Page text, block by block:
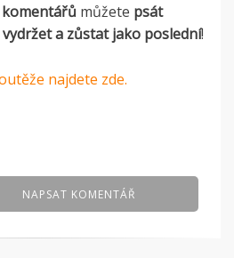
můžete psát
vydržet a zůstat jako poslední!
najdete zde.
NAPSAT KOMENTÁŘ